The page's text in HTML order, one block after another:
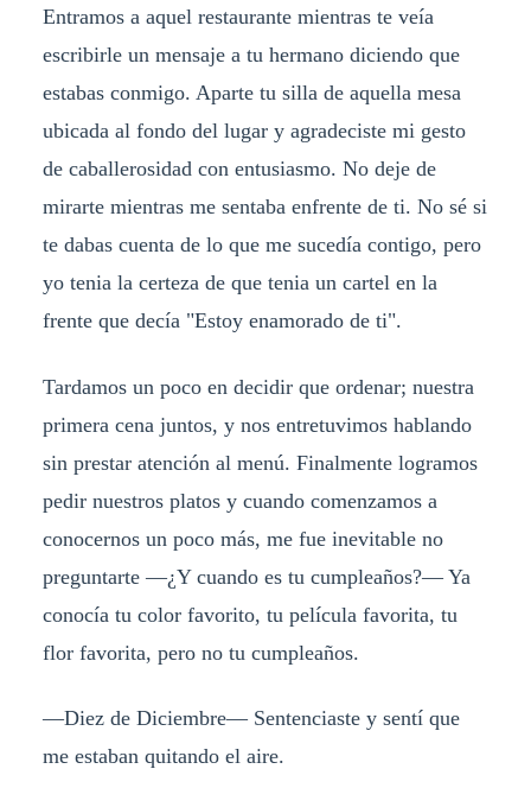
Entramos a aquel restaurante mientras te veía
escribirle un mensaje a tu hermano diciendo que
estabas conmigo. Aparte tu silla de aquella mesa
ubicada al fondo del lugar y agradeciste mi gesto
de caballerosidad con entusiasmo. No deje de
mirarte mientras me sentaba enfrente de ti. No sé si
te dabas cuenta de lo que me sucedía contigo, pero
yo tenia la certeza de que tenia un cartel en la
frente que decía "Estoy enamorado de ti".
Tardamos un poco en decidir que ordenar; nuestra
primera cena juntos, y nos entretuvimos hablando
sin prestar atención al menú. Finalmente logramos
pedir nuestros platos y cuando comenzamos a
conocernos un poco más, me fue inevitable no
preguntarte —¿Y cuando es tu cumpleaños?— Ya
conocía tu color favorito, tu película favorita, tu
flor favorita, pero no tu cumpleaños.
—Diez de Diciembre— Sentenciaste y sentí que
me estaban quitando el aire.